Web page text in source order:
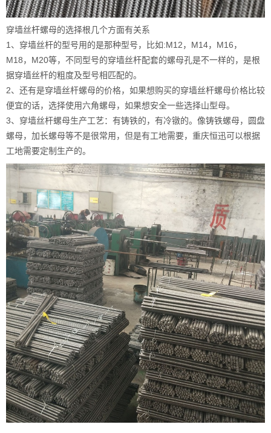
穿墙丝杆螺母的选择根几个方面有关系
1、穿墙丝杆的型号用的是那种型号，比如:M12，M14，M16，
M18，M20等，不同型号的穿墙丝杆配套的螺母孔是不一样的，是根
据穿墙丝杆的粗度及型号相匹配的。
2、还有是穿墙丝杆螺母的价格，如果想购买的穿墙丝杆螺母价格比较
便宜的话，选择使用六角螺母，如果想安全一些选择山型母。
3、穿墙丝杆螺母生产工艺：有铸铁的，有冷镦的。像铸铁螺母，圆盘
螺母，加长螺母等不是很常用，但是有工地需要，重庆恒迅可以根据
工地需要定制生产的。